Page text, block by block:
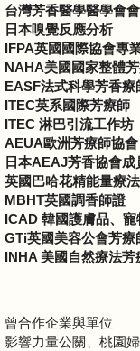
台灣芳香醫學醫學會
日本嗅覺反應分析
IFPA英國國際協會專
NAHA美國國家整體
EASF法式科學芳香療
ITEC英系國際芳療師
ITEC 淋巴引流工作坊
AEUA歐洲芳療師協會
日本AEAJ芳香協會成
英國巴哈花精能量療
MBHT英國調香師證
ICAD 韓國護膚品、
GTi英國美容公會芳療
INHA 美國自然療法芳
曾合作企業與單位
影響力量公關、桃園